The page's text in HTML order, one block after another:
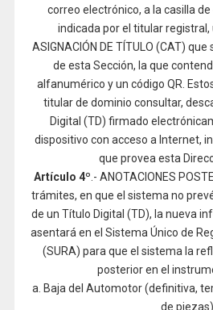
correo electrónico, a la casilla
indicada por el titular registral,
ASIGNACIÓN DE TÍTULO (CAT) que
de esta Sección, la que
alfanumérico y un código QR.
titular de dominio consultar,
Digital (TD) firmado
dispositivo con acceso a Internet,
que provea esta
Artículo 4º .- ANOTACIONES
trámites, en que el sistema no
de un Título Digital (TD), la nueva
asentará en el Sistema Único de
(SURA) para que el sistema la
posterior en el
a. Baja del Automotor (definitiva,
de piezas).